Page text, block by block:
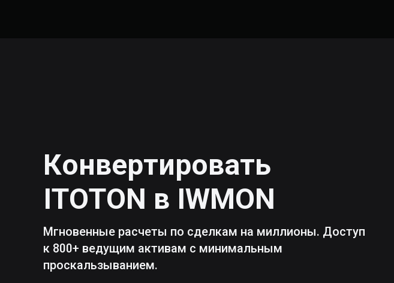
Конвертировать
ITOTON в IWMON
Мгновенные расчеты по сделкам на миллионы. Доступ
к 800+ ведущим активам с минимальным
проскальзыванием.